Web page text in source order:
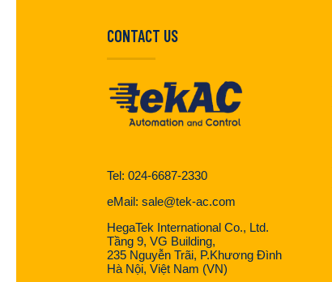
CONTACT US
Tel: 024-6687-2330
eMail: sale@tek-ac.com
HegaTek International Co., Ltd.
Tầng 9, VG Building,
235 Nguyễn Trãi, P.Khương Đình
Hà Nội, Việt Nam (VN)